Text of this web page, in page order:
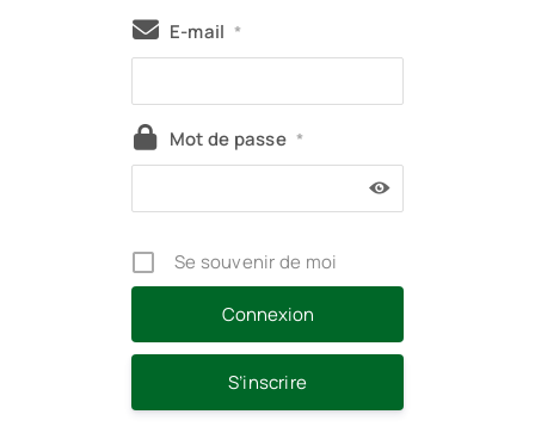
E-mail *
Mot de passe *
Se souvenir de moi
S’inscrire